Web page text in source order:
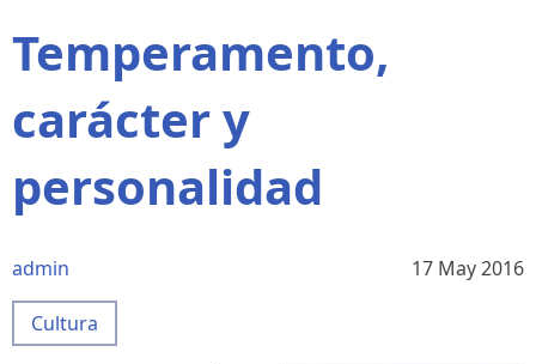
Temperamento,
carácter y
personalidad
admin 17 May 2016
Cultura